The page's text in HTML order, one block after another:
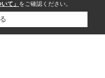
て」 をご確認ください。